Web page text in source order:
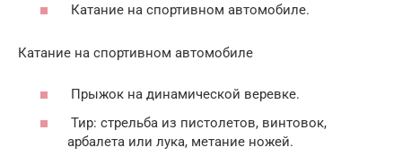
Катание на спортивном автомобиле.
Катание на спортивном автомобиле
Прыжок на динамической веревке.
Тир: стрельба из пистолетов, винтовок,
арбалета или лука, метание ножей.